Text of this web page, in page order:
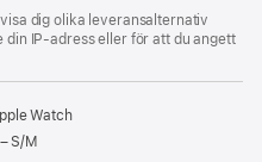
dig olika leveransalternativ
IP-adress eller för att du angett
Watch
S/M